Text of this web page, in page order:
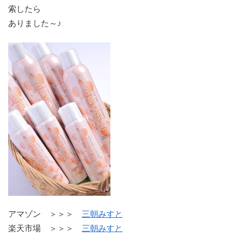
索したら
ありました～♪
アマゾン ＞＞＞ 三朝みすと
楽天市場 ＞＞＞ 三朝みすと